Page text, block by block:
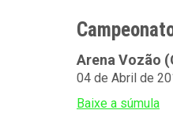
Arena Vozão
04 de Abril de
Baixe a súmula